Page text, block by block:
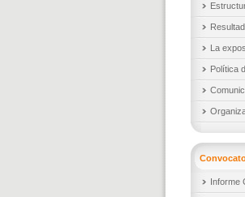
La
Política
Informe